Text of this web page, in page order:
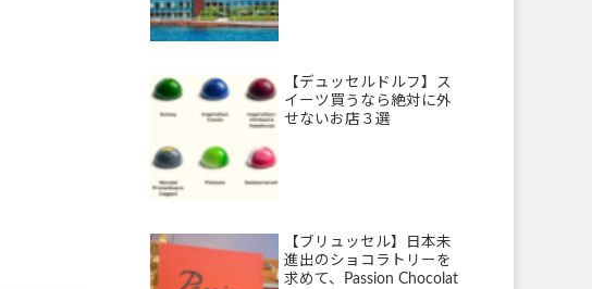
【デュッセルドルフ】ス
イーツ買うなら絶対に外
せないお店３選
【ブリュッセル】日本未
進出のショコラトリーを
求めて、Passion Chocolat